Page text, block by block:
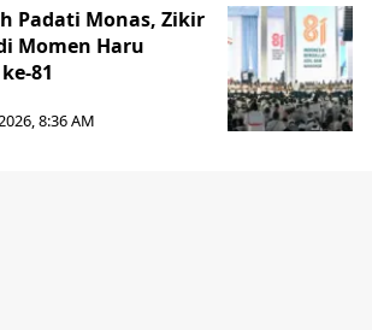
Padati Monas, Zikir
Momen Haru
81
8:36 AM